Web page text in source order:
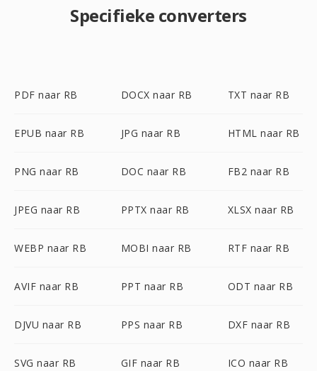
Specifieke converters
PDF naar RB DOCX naar RB TXT naar RB
EPUB naar RB JPG naar RB HTML naar RB
PNG naar RB DOC naar RB FB2 naar RB
JPEG naar RB PPTX naar RB XLSX naar RB
WEBP naar RB MOBI naar RB RTF naar RB
AVIF naar RB PPT naar RB ODT naar RB
DJVU naar RB PPS naar RB DXF naar RB
SVG naar RB GIF naar RB ICO naar RB